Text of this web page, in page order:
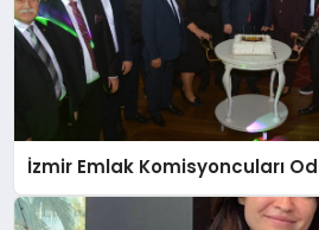
İzmir Emlak Komisyoncuları